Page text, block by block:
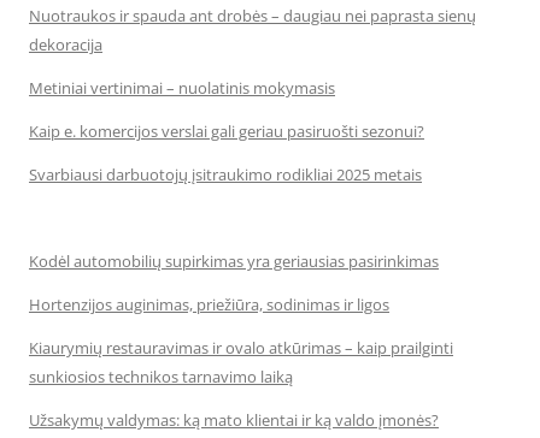
Nuotraukos ir spauda ant drobės – daugiau nei paprasta sienų
dekoracija
Metiniai vertinimai – nuolatinis mokymasis
Kaip e. komercijos verslai gali geriau pasiruošti sezonui?
Svarbiausi darbuotojų įsitraukimo rodikliai 2025 metais
Kodėl automobilių supirkimas yra geriausias pasirinkimas
Hortenzijos auginimas, priežiūra, sodinimas ir ligos
Kiaurymių restauravimas ir ovalo atkūrimas – kaip prailginti
sunkiosios technikos tarnavimo laiką
Užsakymų valdymas: ką mato klientai ir ką valdo įmonės?